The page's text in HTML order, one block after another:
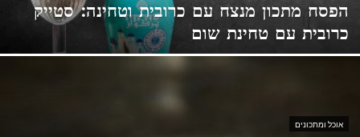
הפסח מתכון מנצח עם כרובית וטחינה: סטייק
כרובית עם טחינת שום
אוכל ומתכונים